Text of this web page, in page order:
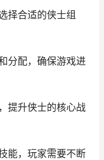
择合适的侠士组
分配，确保游戏进
提升侠士的核心战
能，玩家需要不断